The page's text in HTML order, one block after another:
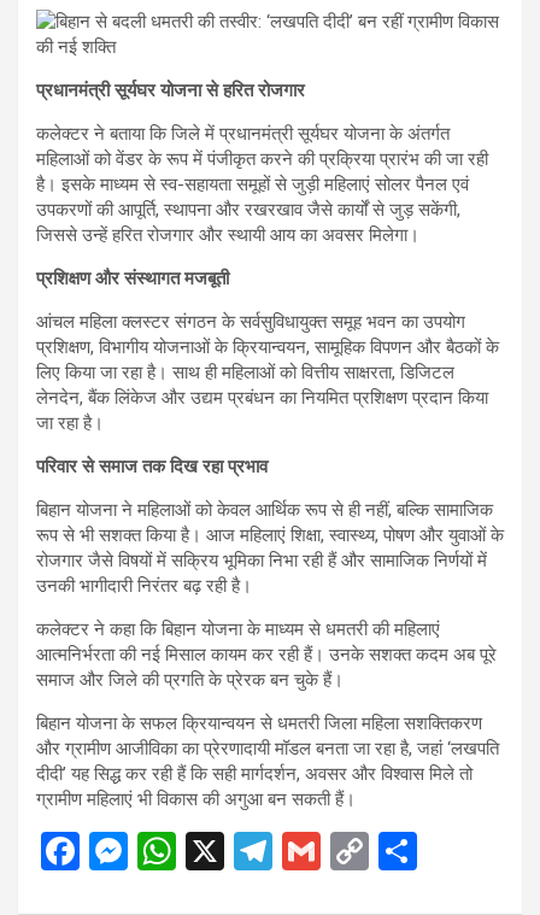
प्रधानमंत्री सूर्यघर योजना से हरित रोजगार
कलेक्टर ने बताया कि जिले में प्रधानमंत्री सूर्यघर योजना के अंतर्गत
महिलाओं को वेंडर के रूप में पंजीकृत करने की प्रक्रिया प्रारंभ की जा रही
है। इसके माध्यम से स्व-सहायता समूहों से जुड़ी महिलाएं सोलर पैनल एवं
उपकरणों की आपूर्ति, स्थापना और रखरखाव जैसे कार्यों से जुड़ सकेंगी,
जिससे उन्हें हरित रोजगार और स्थायी आय का अवसर मिलेगा।
प्रशिक्षण और संस्थागत मजबूती
आंचल महिला क्लस्टर संगठन के सर्वसुविधायुक्त समूह भवन का उपयोग
प्रशिक्षण, विभागीय योजनाओं के क्रियान्वयन, सामूहिक विपणन और बैठकों के
लिए किया जा रहा है। साथ ही महिलाओं को वित्तीय साक्षरता, डिजिटल
लेनदेन, बैंक लिंकेज और उद्यम प्रबंधन का नियमित प्रशिक्षण प्रदान किया
जा रहा है।
परिवार से समाज तक दिख रहा प्रभाव
बिहान योजना ने महिलाओं को केवल आर्थिक रूप से ही नहीं, बल्कि सामाजिक
रूप से भी सशक्त किया है। आज महिलाएं शिक्षा, स्वास्थ्य, पोषण और युवाओं के
रोजगार जैसे विषयों में सक्रिय भूमिका निभा रही हैं और सामाजिक निर्णयों में
उनकी भागीदारी निरंतर बढ़ रही है।
कलेक्टर ने कहा कि बिहान योजना के माध्यम से धमतरी की महिलाएं
आत्मनिर्भरता की नई मिसाल कायम कर रही हैं। उनके सशक्त कदम अब पूरे
समाज और जिले की प्रगति के प्रेरक बन चुके हैं।
बिहान योजना के सफल क्रियान्वयन से धमतरी जिला महिला सशक्तिकरण
और ग्रामीण आजीविका का प्रेरणादायी मॉडल बनता जा रहा है, जहां ‘लखपति
दीदी’ यह सिद्ध कर रही हैं कि सही मार्गदर्शन, अवसर और विश्वास मिले तो
ग्रामीण महिलाएं भी विकास की अगुआ बन सकती हैं।
F
M W X
T
G
C